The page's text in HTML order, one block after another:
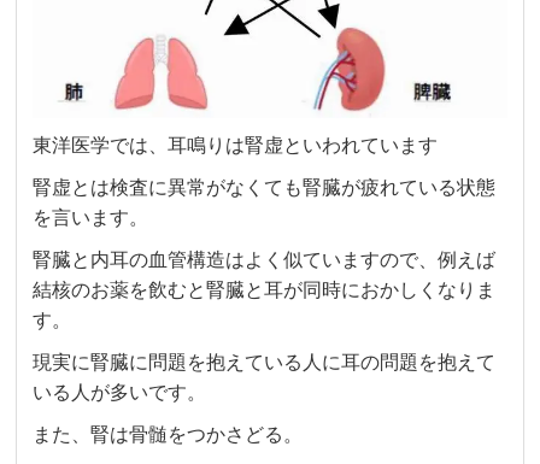
東洋医学では、耳鳴りは腎虚といわれています
腎虚とは検査に異常がなくても腎臓が疲れている状態
を言います。
腎臓と内耳の血管構造はよく似ていますので、例えば
結核のお薬を飲むと腎臓と耳が同時におかしくなりま
す。
現実に腎臓に問題を抱えている人に耳の問題を抱えて
いる人が多いです。
また、腎は骨髄をつかさどる。